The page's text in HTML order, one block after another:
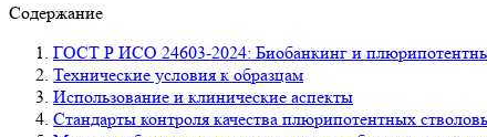
Содержание
ГОСТ Р ИСО 24603-2024: Биобанкинг и
Технические условия к образцам
Использование и клинические аспекты
Стандарты контроля качества плюрипотентных